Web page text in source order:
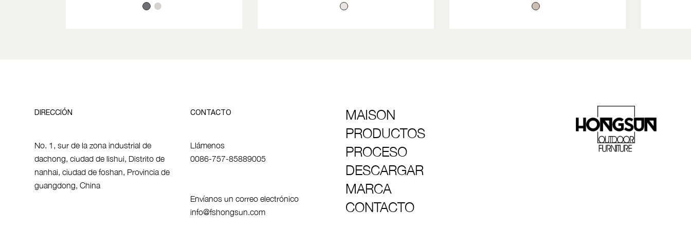
DIRECCIÓN
No. 1, sur de la zona industrial de
dachong, ciudad de lishui, Distrito de
nanhai, ciudad de foshan, Provincia de
guangdong, China
CONTACTO
Llámenos
0086-757-85889005
Envíanos un correo electrónico
info@fshongsun.com
MAISON
PRODUCTOS
PROCESO
DESCARGAR
MARCA
CONTACTO